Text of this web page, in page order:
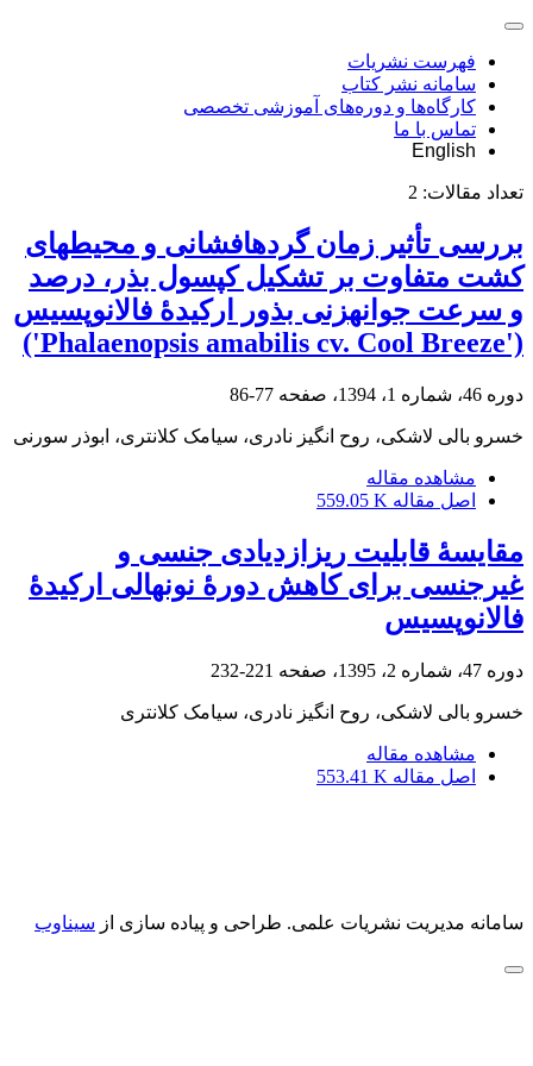
فهرست نشریات
سامانه نشر کتاب
کارگاه‌ها و دوره‌های آموزشی تخصصی
تماس با ما
English
تعداد مقالات: 2
بررسی تأثیر زمان گرده‏افشانی و محیط‏های
کشت متفاوت بر تشکیل کپسول بذر، درصد
و سرعت جوانه‏زنی بذور ارکیدۀ فالانوپسیس
('Phalaenopsis amabilis cv. Cool Breeze')
دوره 46، شماره 1، 1394، صفحه 77-86
خسرو بالی لاشکی، روح انگیز نادری، سیامک کلانتری، ابوذر سورنی
مشاهده مقاله
اصل مقاله 559.05 K
مقایسۀ قابلیت ریزازدیادی جنسی و
غیرجنسی برای کاهش دورۀ نونهالی ارکیدۀ
فالانوپسیس
دوره 47، شماره 2، 1395، صفحه 221-232
خسرو بالی لاشکی، روح انگیز نادری، سیامک کلانتری
مشاهده مقاله
اصل مقاله 553.41 K
سامانه مدیریت نشریات علمی. طراحی و پیاده سازی از سیناوب